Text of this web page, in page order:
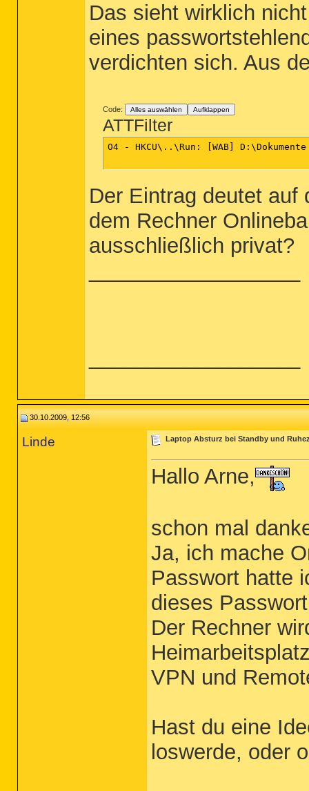
Das sieht wirklich
eines
verdichten sich. Aus
Code: Alles auswählen Aufklappen
ATTFilter
O4 - HKCU\..\Run: [WAB]
Der Eintrag deutet auf
dem Rechner
ausschließlich privat?
30.10.2009, 12:56
Linde Laptop Absturz bei Standby und
Hallo Arne,
schon mal
Ja, ich mache
Passwort hatte
dieses
Der Rechner
VPN und
Hast du eine
loswerde, oder